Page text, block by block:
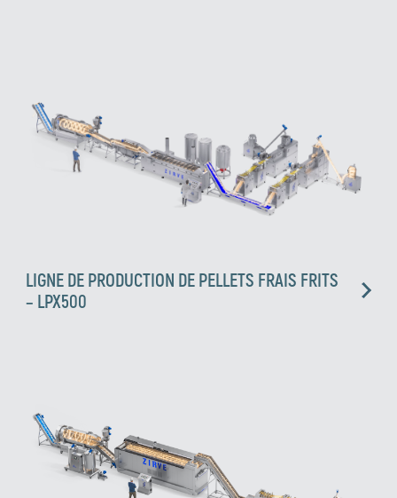
LIGNE DE PRODUCTION DE PELLETS FRAIS FRITS
– LPX500